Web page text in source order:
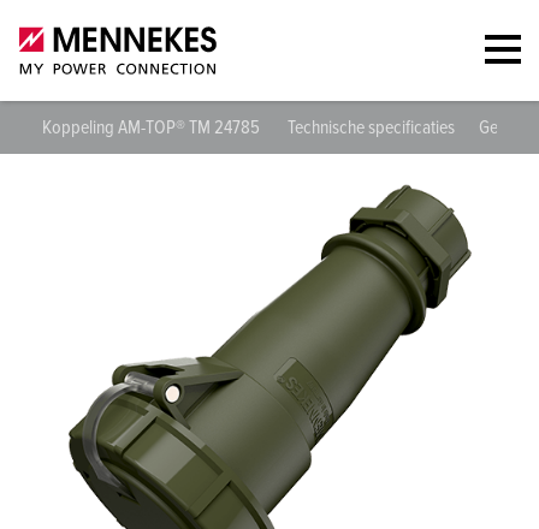
Koppeling AM-TOP® TM 24785 Technische specificaties